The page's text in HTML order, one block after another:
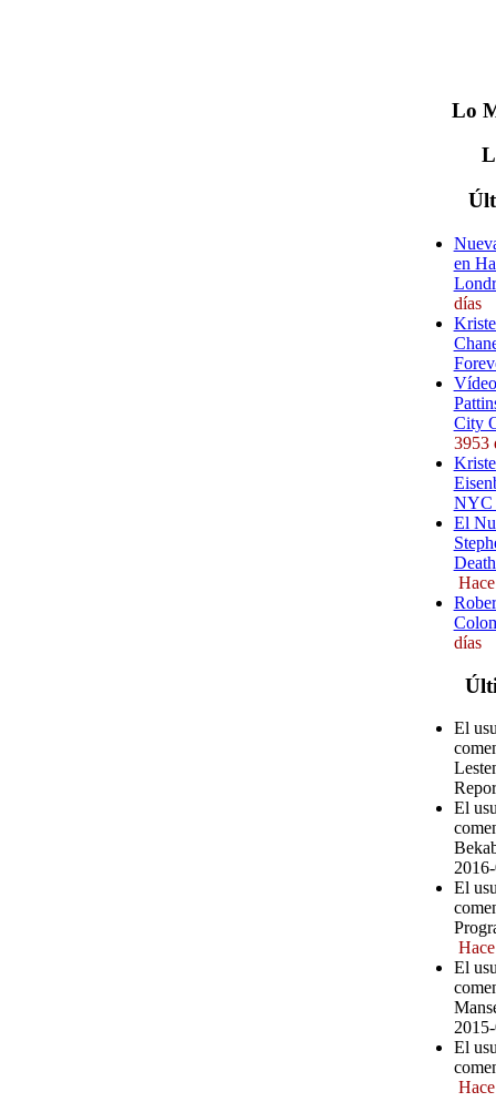
Lo
en
días
City
3953
NYC
El
días
El
El
El
El
El